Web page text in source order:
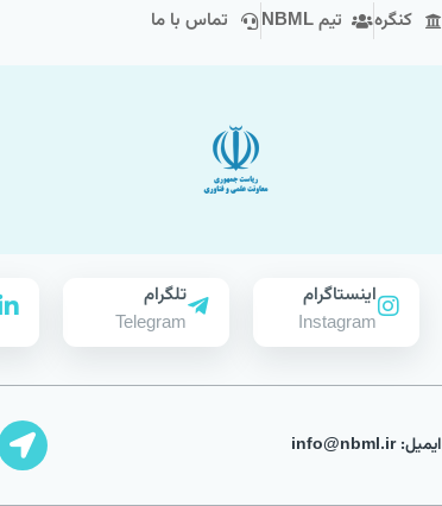
کنگره تیم NBML تماس با ما
اینستاگرام
Instagram
تلگرام
Telegram
ایمیل: info@nbml.ir